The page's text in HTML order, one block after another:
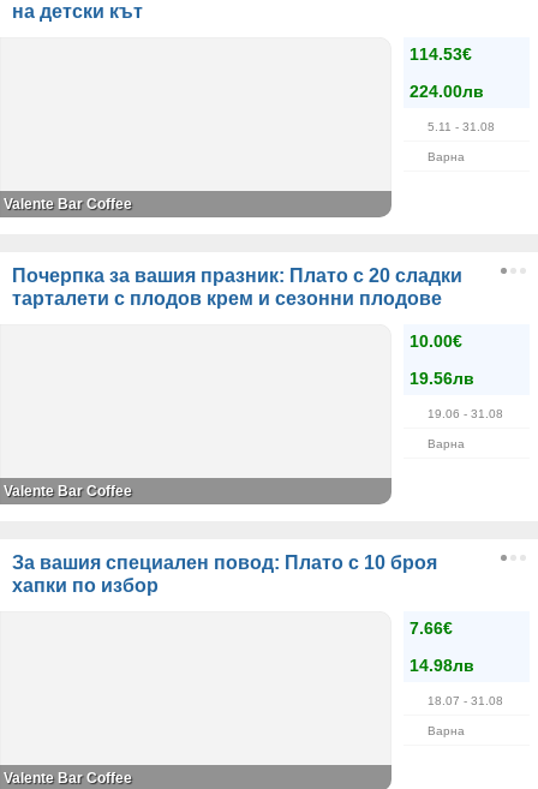
на детски кът
114.53€
224.00лв
5.11 - 31.08
Варна
Valente Bar Coffee
Почерпка за вашия празник: Плато с 20 сладки
тарталети с плодов крем и сезонни плодове
10.00€
19.56лв
19.06 - 31.08
Варна
Valente Bar Coffee
За вашия специален повод: Плато с 10 броя
хапки по избор
7.66€
14.98лв
18.07 - 31.08
Варна
Valente Bar Coffee